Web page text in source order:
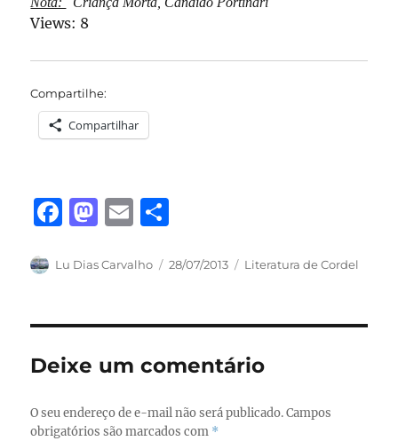
Views: 8
Compartilhe:
Compartilhar
F
c
b
o
o
k
M
st
d
o
n
E
ai a
Autor
Lu Dias Carvalho
Publicado
28/07/2013 Categorias
Literatura de Cordel
Deixe um comentário
O seu endereço de e-mail não será publicado. Campos
obrigatórios são marcados com *